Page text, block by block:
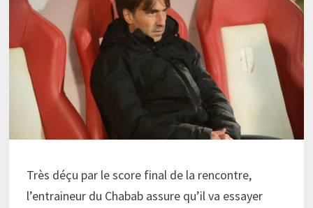
Très déçu par le score final de la rencontre,
l’entraineur du Chabab assure qu’il va essayer